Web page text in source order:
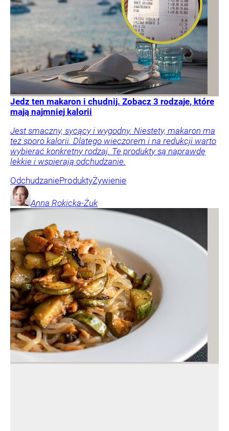
Jedz ten makaron i chudnij. Zobacz 3 rodzaje, które
mają najmniej kalorii
Jest smaczny, sycący i wygodny. Niestety, makaron ma
też sporo kalorii. Dlatego wieczorem i na redukcji warto
wybierać konkretny rodzaj. Te produkty są naprawdę
lekkie i wspierają odchudzanie.
OdchudzanieProduktyŻywienie
Anna Rokicka-Żuk